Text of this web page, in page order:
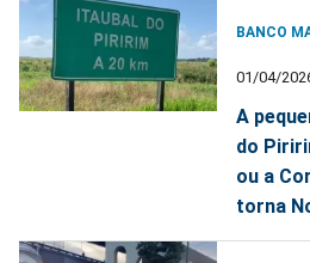
BANCO
01/04/
A
do
ou a
torna